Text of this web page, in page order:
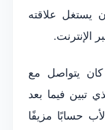
يستغل علاقته
الإنترنت.
يتواصل مع
تبين فيما بعد
حسابًا مزيفًا